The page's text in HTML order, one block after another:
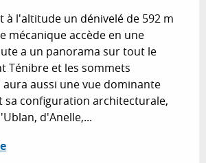
à l'altitude un dénivelé de 592 m
mécanique accède en une
a un panorama sur tout le
Ténibre et les sommets
aussi une vue dominante
sa configuration architecturale,
d'Anelle,...